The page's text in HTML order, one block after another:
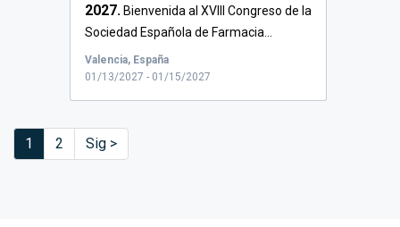
2027. Bienvenida al XVIII Congreso de la
Sociedad Española de Farmacia...
Valencia, España
01/13/2027 - 01/15/2027
1 2 Sig >